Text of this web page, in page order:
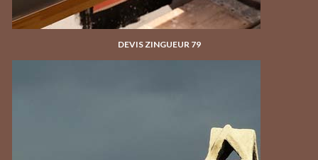
DEVIS ZINGUEUR 79